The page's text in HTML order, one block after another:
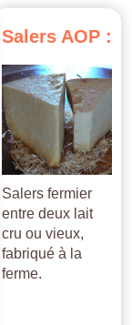
Salers AOP :
Salers fermier
entre deux lait
cru ou vieux,
fabriqué à la
ferme.